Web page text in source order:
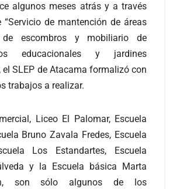
algunos meses atrás y a través
de mantención de áreas
de escombros y mobiliario de
educacionales y jardines
el SLEP de Atacama formalizó con
trabajos a realizar.
Liceo El Palomar, Escuela
Bruno Zavala Fredes, Escuela
Los Estandartes, Escuela
y la Escuela básica Marta
son sólo algunos de los